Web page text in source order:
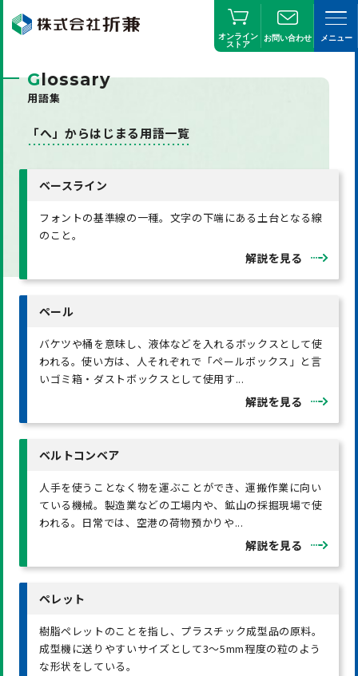
オンライン
ストア
お問い合わせ メニュー
Glossary
用語集
「へ」からはじまる用語一覧
ベースライン
フォントの基準線の一種。文字の下端にある土台となる線
のこと。
解説を見る
ペール
バケツや桶を意味し、液体などを入れるボックスとして使
われる。使い方は、人それぞれで「ペールボックス」と言
いゴミ箱・ダストボックスとして使用す...
解説を見る
ベルトコンベア
人手を使うことなく物を運ぶことができ、運搬作業に向い
ている機械。製造業などの工場内や、鉱山の採掘現場で使
われる。日常では、空港の荷物預かりや...
解説を見る
ペレット
樹脂ペレットのことを指し、プラスチック成型品の原料。
成型機に送りやすいサイズとして3〜5mm程度の粒のよう
な形状をしている。